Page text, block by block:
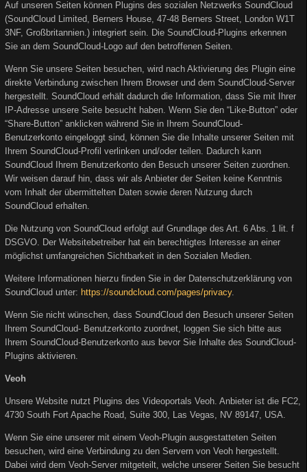
Auf unseren Seiten können Plugins des sozialen Netzwerks SoundCloud
(SoundCloud Limited, Berners House, 47-48 Berners Street, London W1T
3NF, Großbritannien.) integriert sein. Die SoundCloud-Plugins erkennen
Sie an dem SoundCloud-Logo auf den betroffenen Seiten.
Wenn Sie unsere Seiten besuchen, wird nach Aktivierung des Plugin eine
direkte Verbindung zwischen Ihrem Browser und dem SoundCloud-Server
hergestellt. SoundCloud erhält dadurch die Information, dass Sie mit Ihrer
IP-Adresse unsere Seite besucht haben. Wenn Sie den “Like-Button” oder
“Share-Button” anklicken während Sie in Ihrem SoundCloud-
Benutzerkonto eingeloggt sind, können Sie die Inhalte unserer Seiten mit
Ihrem SoundCloud-Profil verlinken und/oder teilen. Dadurch kann
SoundCloud Ihrem Benutzerkonto den Besuch unserer Seiten zuordnen.
Wir weisen darauf hin, dass wir als Anbieter der Seiten keine Kenntnis
vom Inhalt der übermittelten Daten sowie deren Nutzung durch
SoundCloud erhalten.
Die Nutzung von SoundCloud erfolgt auf Grundlage des Art. 6 Abs. 1 lit. f
DSGVO. Der Websitebetreiber hat ein berechtigtes Interesse an einer
möglichst umfangreichen Sichtbarkeit in den Sozialen Medien.
Weitere Informationen hierzu finden Sie in der Datenschutzerklärung von
SoundCloud unter: https://soundcloud.com/pages/privacy.
Wenn Sie nicht wünschen, dass SoundCloud den Besuch unserer Seiten
Ihrem SoundCloud- Benutzerkonto zuordnet, loggen Sie sich bitte aus
Ihrem SoundCloud-Benutzerkonto aus bevor Sie Inhalte des SoundCloud-
Plugins aktivieren.
Veoh
Unsere Website nutzt Plugins des Videoportals Veoh. Anbieter ist die FC2,
4730 South Fort Apache Road, Suite 300, Las Vegas, NV 89147, USA.
Wenn Sie eine unserer mit einem Veoh-Plugin ausgestatteten Seiten
besuchen, wird eine Verbindung zu den Servern von Veoh hergestellt.
Dabei wird dem Veoh-Server mitgeteilt, welche unserer Seiten Sie besucht